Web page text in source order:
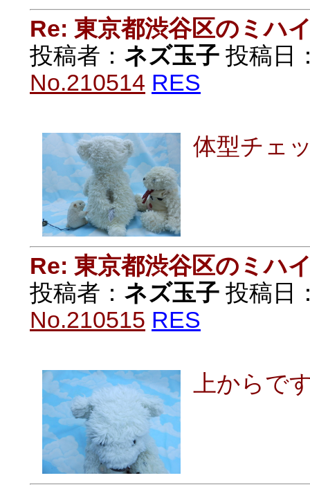
Re: 東京都渋谷区のミハ
投稿者： ネズ玉子 投稿日
No.210514 RES
体型チェ
Re: 東京都渋谷区のミハ
投稿者： ネズ玉子 投稿日
No.210515 RES
上からで